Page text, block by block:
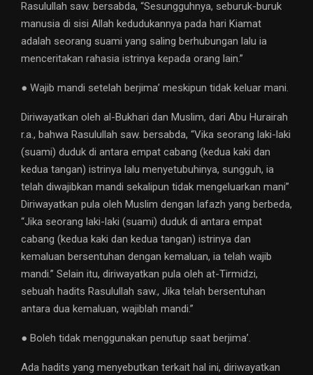
Rasulullah saw. bersabda, “Sesungguhnya, seburuk-buruk
manusia di sisi Allah kedudukannya pada hari Kiamat
adalah seorang suami yang saling berhubungan lalu ia
menceritakan rahasia istrinya kepada orang lain.”
● Wajib mandi setelah berjima’ meskipun tidak keluar mani.
Diriwayatkan oleh al-Bukhari dan Muslim, dari Abu Hurairah
r.a., bahwa Rasulullah saw. bersabda, “Vika seorang laki-laki
(suami) duduk di antara empat cabang (kedua kaki dan
kedua tangan) istrinya lalu menyetubuhinya, sungguh, ia
telah diwajibkan mandi sekalipun tidak mengeluarkan mani”
Diriwayatkan pula oleh Muslim dengan lafazh yang berbeda,
“Jika seorang laki-laki (suami) duduk di antara empat
cabang (kedua kaki dan kedua tangan) istrinya dan
kemaluan bersentuhan dengan kemaluan, ia telah wajib
mandi.” Selain itu, diriwayatkan pula oleh at-Tirmidzi,
sebuah hadits Rasulullah saw., Jika telah bersentuhan
antara dua kemaluan, wajiblah mandi.”
● Boleh tidak menggunakan penutup saat berjima’.
Ada hadits yang menyebutkan terkait hal ini, diriwayatkan